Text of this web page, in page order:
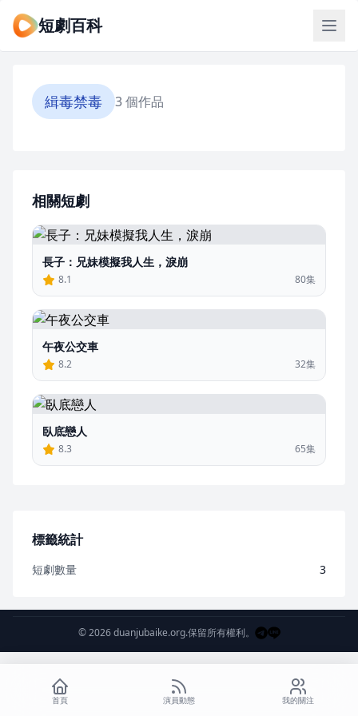
短劇百科
緝毒禁毒 3 個作品
相關短劇
長子：兄妹模擬我人生，淚崩
8.1 80集
午夜公交車
8.2 32集
臥底戀人
8.3 65集
標籤統計
短劇數量 3
© 2026 duanjubaike.org.保留所有權利。
首頁 演員動態 我的關注